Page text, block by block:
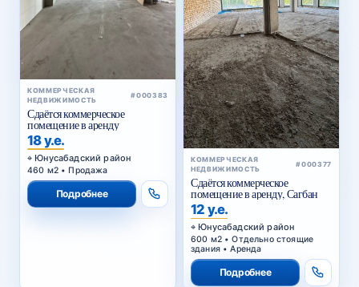
КОММЕРЧЕСКАЯ
НЕДВИЖИМОСТЬ
#000383
Сдаётся коммерческое
помещение в аренду
18 у.е.
Юнусабадский район
460 м2 • Продажа
Подробнее
КОММЕРЧЕСКАЯ
НЕДВИЖИМОСТЬ
#000377
Сдаётся коммерческое
помещение в аренду, Сагбан
12 у.е.
Юнусабадский район
600 м2 • Отдельно стоящие
здания • Аренда
Подробнее